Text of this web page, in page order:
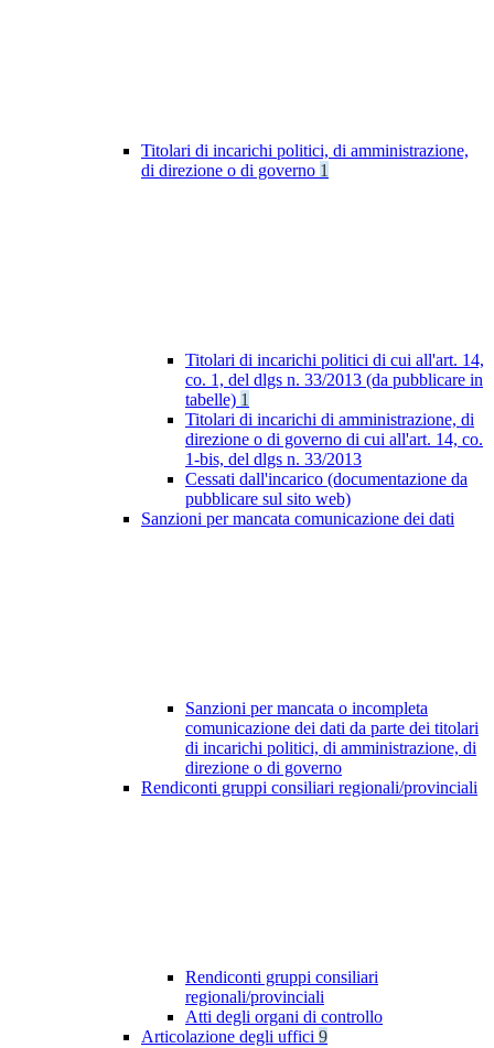
Titolari di incarichi politici, di amministrazione,
di direzione o di governo 1
Titolari di incarichi politici di cui all'art. 14,
co. 1, del dlgs n. 33/2013 (da pubblicare in
tabelle) 1
Titolari di incarichi di amministrazione, di
direzione o di governo di cui all'art. 14, co.
1-bis, del dlgs n. 33/2013
Cessati dall'incarico (documentazione da
pubblicare sul sito web)
Sanzioni per mancata comunicazione dei dati
Sanzioni per mancata o incompleta
comunicazione dei dati da parte dei titolari
di incarichi politici, di amministrazione, di
direzione o di governo
Rendiconti gruppi consiliari regionali/provinciali
Rendiconti gruppi consiliari
regionali/provinciali
Atti degli organi di controllo
Articolazione degli uffici 9